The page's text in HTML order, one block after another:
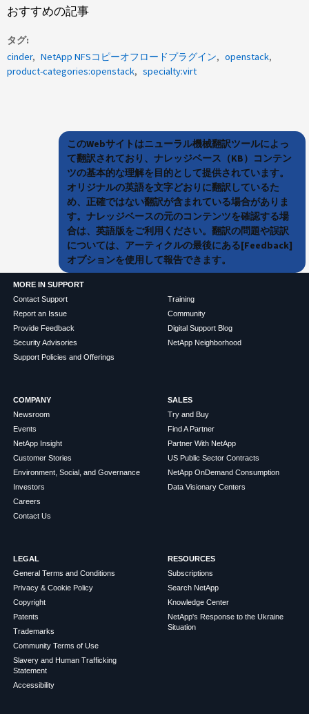
おすすめの記事
タグ
cinder
NetApp NFSコピーオフロードプラグイン
openstack
product-categories:openstack
specialty:virt
このWebサイトはニューラル機械翻訳ツールによっ
て翻訳されており、ナレッジベース（KB）コンテン
ツの基本的な理解を目的として提供されています。
オリジナルの英語を文字どおりに翻訳しているた
め、正確ではない翻訳が含まれている場合がありま
す。ナレッジベースの元のコンテンツを確認する場
合は、英語版をご利用ください。翻訳の問題や誤訳
については、アーティクルの最後にある[Feedback]
オプションを使用して報告できます。
MORE IN SUPPORT
Contact Support
Report an Issue
Provide Feedback
Security Advisories
Support Policies and Offerings
Training
Community
Digital Support Blog
NetApp Neighborhood
COMPANY
Newsroom
Events
NetApp Insight
Customer Stories
Environment, Social, and Governance
Investors
Careers
Contact Us
SALES
Try and Buy
Find A Partner
Partner With NetApp
US Public Sector Contracts
NetApp OnDemand Consumption
Data Visionary Centers
LEGAL
General Terms and Conditions
Privacy & Cookie Policy
Copyright
Patents
Trademarks
Community Terms of Use
Slavery and Human Trafficking
Statement
Accessibility
RESOURCES
Subscriptions
Search NetApp
Knowledge Center
NetApp's Response to the Ukraine
Situation